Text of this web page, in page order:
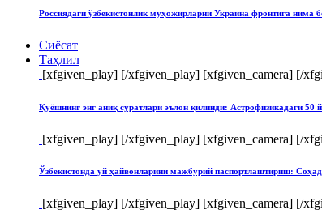
Россиядаги ўзбекистонлик муҳожирларни Украина фронтига нима
Сиёсат
Таҳлил
[xfgiven_play] [/xfgiven_play] [xfgiven_camera] [/
Қуёшнинг энг аниқ суратлари эълон қилинди: Астрофизикадаги
[xfgiven_play] [/xfgiven_play] [xfgiven_camera] [/
Ўзбекистонда уй ҳайвонларини мажбурий паспортлаштириш:
[xfgiven_play] [/xfgiven_play] [xfgiven_camera] [/